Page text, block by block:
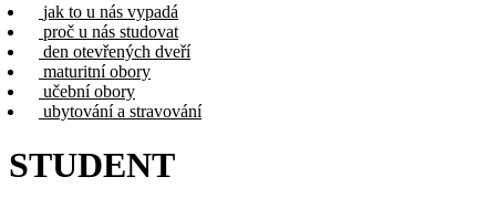
jak to u nás vypadá
proč u nás studovat
den otevřených dveří
maturitní obory
učební obory
ubytování a stravování
STUDENT